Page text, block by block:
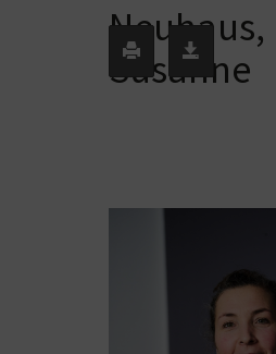
Neuhaus,
Susanne